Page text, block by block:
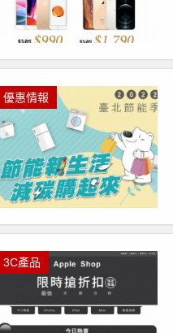
優惠情報
3C產品